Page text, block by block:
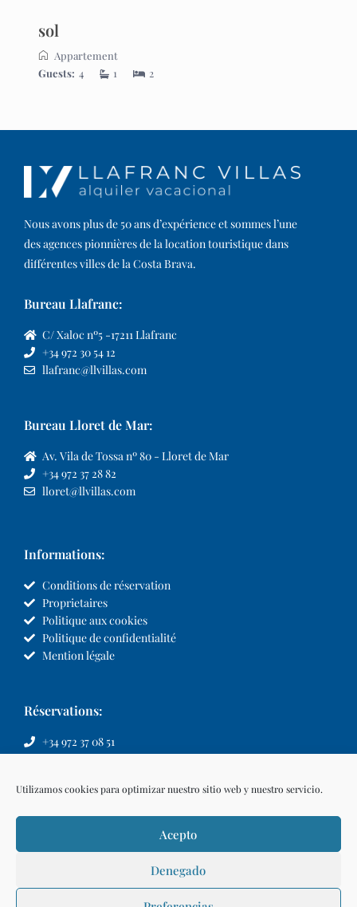
Utilizamos cookies para optimizar nuestro sitio web y nuestro servicio.
Acepto
Denegado
sol
Appartement
Guests: 4 1 2
Nous avons plus de 50 ans d’expérience et sommes l’une
des agences pionnières de la location touristique dans
différentes villes de la Costa Brava.​
Bureau Llafranc:
C/ Xaloc nº5 -17211 Llafranc
+34 972 30 54 12
llafranc@llvillas.com
Bureau Lloret de Mar:
Av. Vila de Tossa nº 80 - Lloret de Mar
+34 972 37 28 82
lloret@llvillas.com
Informations:
Conditions de réservation
Proprietaires
Politique aux cookies
Politique de confidentialité
Mention légale
Réservations:
+34 972 37 08 51